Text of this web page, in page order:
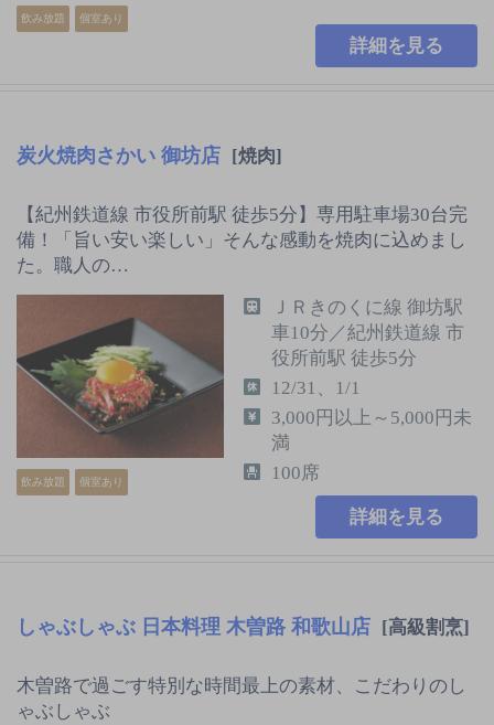
飲み放題 個室あり
詳細を見る
炭火焼肉さかい 御坊店 [焼肉]
【紀州鉄道線 市役所前駅 徒歩5分】専用駐車場30台完
備！「旨い安い楽しい」そんな感動を焼肉に込めまし
た。職人の…
飲み放題 個室あり
ＪＲきのくに線 御坊駅
車10分／紀州鉄道線 市
役所前駅 徒歩5分
12/31、1/1
3,000円以上～5,000円未
満
100席
詳細を見る
しゃぶしゃぶ 日本料理 木曽路 和歌山店 [高級割烹]
木曽路で過ごす特別な時間最上の素材、こだわりのし
ゃぶしゃぶ